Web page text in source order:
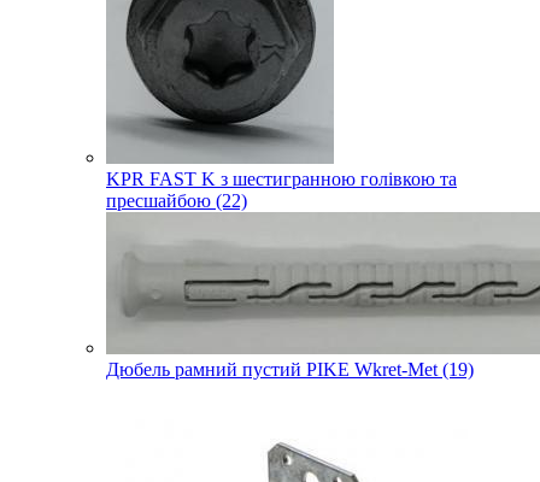
KPR FAST K з шестигранною голівкою та
пресшайбою (22)
Дюбель рамний пустий PIKE Wkret-Met (19)